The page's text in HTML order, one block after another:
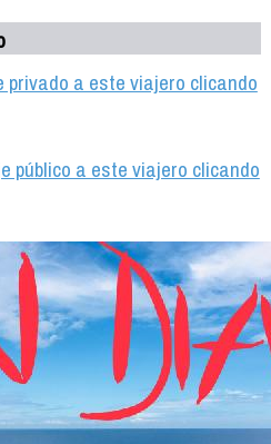
privado a este viajero clicando
público a este viajero clicando